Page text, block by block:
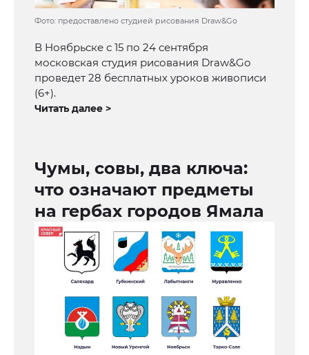
Фото: предоставлено студией рисования Draw&Go
В Ноябрьске с 15 по 24 сентября
московская студия рисования Draw&Go
проведет 28 бесплатных уроков живописи
(6+).
Читать далее >
Чумы, совы, два ключа:
что означают предметы
на гербах городов Ямала